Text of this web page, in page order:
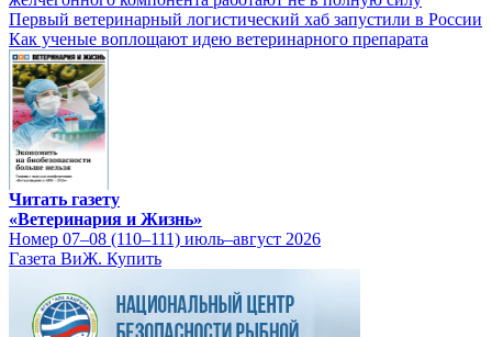
Первый ветеринарный логистический хаб запустили в России
Как ученые воплощают идею ветеринарного препарата
Читать газету
«Ветеринария и Жизнь»
Номер 07–08 (110–111) июль–август 2026
Газета ВиЖ. Купить